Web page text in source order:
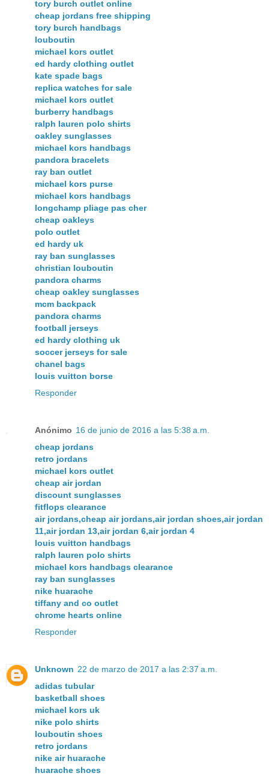
tory burch outlet online
cheap jordans free shipping
tory burch handbags
louboutin
michael kors outlet
ed hardy clothing outlet
kate spade bags
replica watches for sale
michael kors outlet
burberry handbags
ralph lauren polo shirts
oakley sunglasses
michael kors handbags
pandora bracelets
ray ban outlet
michael kors purse
michael kors handbags
longchamp pliage pas cher
cheap oakleys
polo outlet
ed hardy uk
ray ban sunglasses
christian louboutin
pandora charms
cheap oakley sunglasses
mcm backpack
pandora charms
football jerseys
ed hardy clothing uk
soccer jerseys for sale
chanel bags
louis vuitton borse
Responder
Anónimo 16 de junio de 2016 a las 5:38 a.m.
cheap jordans
retro jordans
michael kors outlet
cheap air jordan
discount sunglasses
fitflops clearance
air jordans,cheap air jordans,air jordan shoes,air jordan
11,air jordan 13,air jordan 6,air jordan 4
louis vuitton handbags
ralph lauren polo shirts
michael kors handbags clearance
ray ban sunglasses
nike huarache
tiffany and co outlet
chrome hearts online
Responder
Unknown 22 de marzo de 2017 a las 2:37 a.m.
adidas tubular
basketball shoes
michael kors uk
nike polo shirts
louboutin shoes
retro jordans
nike air huarache
huarache shoes